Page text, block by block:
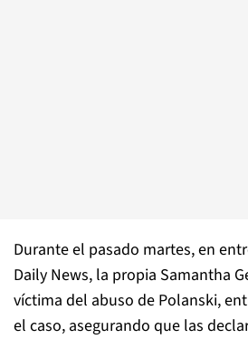
Durante el pasado martes, en
Daily News, la propia Samantha
víctima del abuso de Polanski,
el caso, asegurando que las